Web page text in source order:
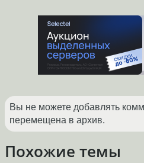
Вы не можете добавлять
перемещена в архив.
Похожие темы